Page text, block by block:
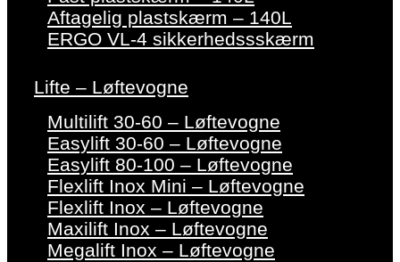
Aftagelig plastskærm – 140L
ERGO VL-4 sikkerhedssskærm
Lifte – Løftevogne
Multilift 30-60 – Løftevogne
Easylift 30-60 – Løftevogne
Easylift 80-100 – Løftevogne
Flexlift Inox Mini – Løftevogne
Flexlift Inox – Løftevogne
Maxilift Inox – Løftevogne
Megalift Inox – Løftevogne